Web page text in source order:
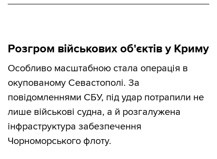
Розгром військових об'єктів у Криму
Особливо масштабною стала операція в
окупованому Севастополі. За
повідомленнями СБУ, під удар потрапили не
лише військові судна, а й розгалужена
інфраструктура забезпечення
Чорноморського флоту.